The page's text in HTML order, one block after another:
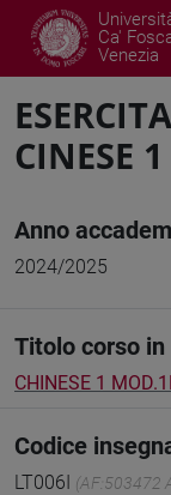
Ca'
Venezia
CINESE
Anno
2024/2025
Titolo corso
CHINESE 1
Codice
LT006I (AF:503472